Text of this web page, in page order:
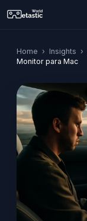
Home › Insights ›
Monitor para Mac